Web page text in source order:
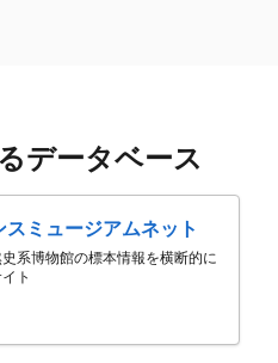
データベース
スミュージアムネット
系博物館の標本情報を横断的に
ト